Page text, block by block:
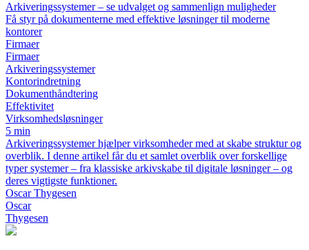
Arkiveringssystemer – se udvalget og sammenlign muligheder
Få styr på dokumenterne med effektive løsninger til moderne
kontorer
Firmaer
Firmaer
Arkiveringssystemer
Kontorindretning
Dokumenthåndtering
Effektivitet
Virksomhedsløsninger
5 min
Arkiveringssystemer hjælper virksomheder med at skabe struktur og
overblik. I denne artikel får du et samlet overblik over forskellige
typer systemer – fra klassiske arkivskabe til digitale løsninger – og
deres vigtigste funktioner.
Oscar Thygesen
Oscar
Thygesen